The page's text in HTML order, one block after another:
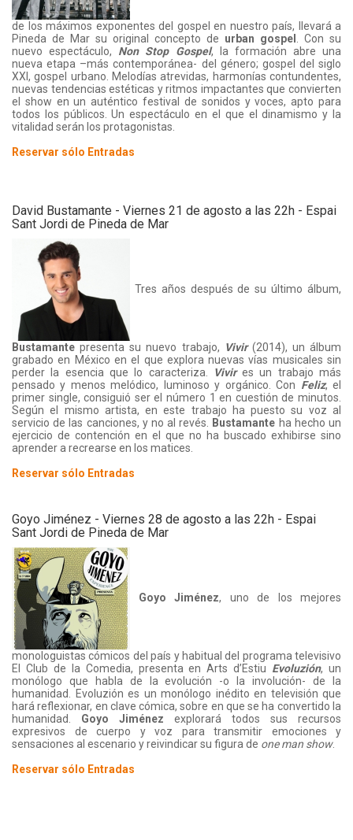
de los máximos exponentes del gospel en nuestro país, llevará a
Pineda de Mar su original concepto de urban gospel
. Con su
nuevo espectáculo, Non Stop Gospel, la formación abre una
nueva etapa –más contemporánea- del género; gospel del siglo
XXI, gospel urbano. Melodías atrevidas, harmonías contundentes,
nuevas tendencias estéticas y ritmos impactantes que convierten
el show en un auténtico festival de sonidos y voces, apto para
todos los públicos. Un espectáculo en el que el dinamismo y la
vitalidad serán los protagonistas.
Reservar sólo Entradas
David Bustamante - Viernes 21 de agosto a las 22h - Espai
Sant Jordi de Pineda de Mar
Tres años después de su último álbum,
Bustamante presenta su nuevo trabajo, Vivir(2014), un álbum
grabado en México en el que explora nuevas vías musicales sin
perder la esencia que lo caracteriza.
Vivires un trabajo más
pensado y menos melódico, luminoso y orgánico. Con Feliz, el
primer single, consiguió ser el número 1 en cuestión de minutos.
Según el mismo artista, en este trabajo ha puesto su voz al
servicio de las canciones, y no al revés.
Bustamante ha hecho un
ejercicio de contención en el que no ha buscado exhibirse sino
aprender a recrearse en los matices.
Reservar sólo Entradas
Goyo Jiménez - Viernes 28 de agosto a las 22h - Espai
Sant Jordi de Pineda de Mar
Goyo Jiménez, uno de los mejores
monologuistas cómicos del país y habitual del programa televisivo
El Club de la Comedia, presenta en Arts d’Estiu Evoluzión, un
monólogo que habla de la evolución -o la involución- de la
humanidad. Evoluzión es un monólogo inédito en televisión que
hará reflexionar, en clave cómica, sobre en que se ha convertido la
humanidad. Goyo Jiménez explorará todos sus recursos
expresivos de cuerpo y voz para transmitir emociones y
sensaciones al escenario y reivindicar su figura de one man show.
Reservar sólo Entradas